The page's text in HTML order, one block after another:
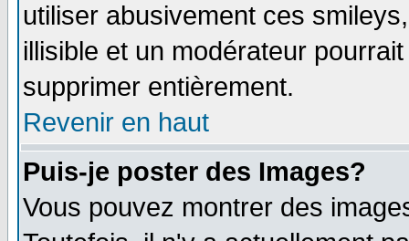
utiliser abusivement ces
illisible et un modérateur
supprimer entièrement.
Revenir en haut
Puis-je poster des Images?
Vous pouvez montrer des